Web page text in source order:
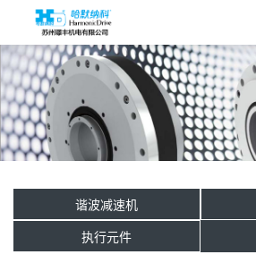
谐波减速机
执行元件